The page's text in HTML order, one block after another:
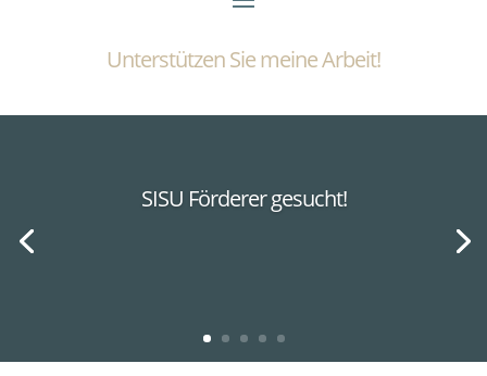
Unterstützen Sie meine Arbeit!
SISU Förderer gesucht!